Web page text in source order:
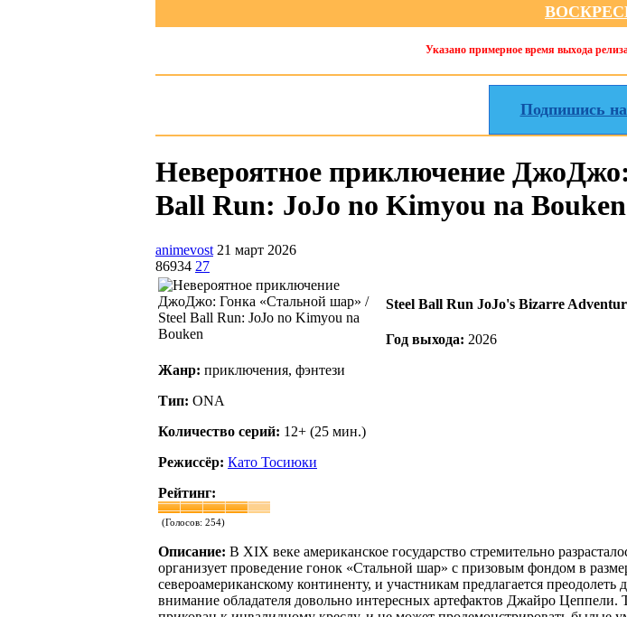
Указано примерное время выхода
Подпишись
Невероятное приключение
Ball Run: JoJo no Kimyou na
animevost 21 март 2026
86934 27
Steel Ball Run JoJo's Bizarre
Год выхода: 2026
Жанр: приключения, фэнтези
Тип: ONA
Количество серий: 12+ (25 мин.)
Режиссёр: Като Тосиюки
Рейтинг:
(Голосов: 254)
Описание: В XIX веке американское государство стремительно
организует проведение гонок «Стальной шар» с призовым фондом в
североамериканскому континенту, и участникам предлагается
внимание обладателя довольно интересных артефактов Джайро